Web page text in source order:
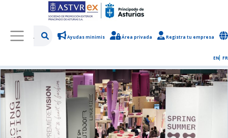
Ayudas minimis Área privada Registra tu empresa
EN FR